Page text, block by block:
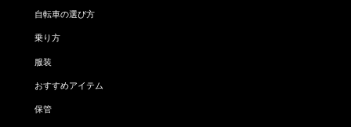
自転車の選び方
乗り方
服装
おすすめアイテム
保管